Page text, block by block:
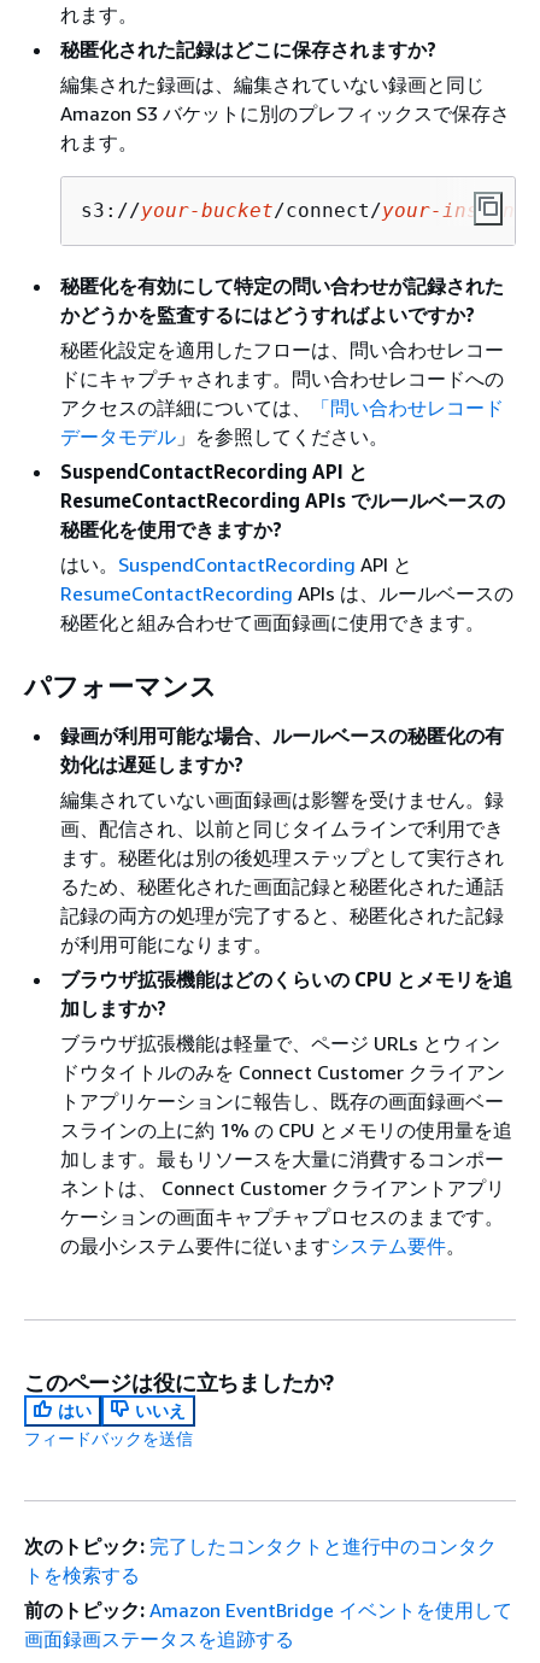
れます。
秘匿化された記録はどこに保存されますか?
編集された録画は、編集されていない録画と同じ
Amazon S3 バケットに別のプレフィックスで保存さ
れます。
s3://your-bucket/connect/your-
秘匿化を有効にして特定の問い合わせが記録された
かどうかを監査するにはどうすればよいですか?
秘匿化設定を適用したフローは、問い合わせレコー
ドにキャプチャされます。問い合わせレコードへの
アクセスの詳細については、
「問い合わせレコード
データモデル 」を参照してください。
SuspendContactRecording API と
ResumeContactRecording APIs でルールベースの
秘匿化を使用できますか?
はい。 SuspendContactRecording API と
ResumeContactRecording APIs は、ルールベースの
秘匿化と組み合わせて画面録画に使用できます。
パフォーマンス
録画が利用可能な場合、ルールベースの秘匿化の有
効化は遅延しますか?
編集されていない画面録画は影響を受けません。録
画、配信され、以前と同じタイムラインで利用でき
ます。秘匿化は別の後処理ステップとして実行され
るため、秘匿化された画面記録と秘匿化された通話
記録の両方の処理が完了すると、秘匿化された記録
が利用可能になります。
ブラウザ拡張機能はどのくらいの CPU とメモリを追
加しますか?
ブラウザ拡張機能は軽量で、ページ URLs とウィン
ドウタイトルのみを Connect Customer クライアン
トアプリケーションに報告し、既存の画面録画ベー
スラインの上に約 1% の CPU とメモリの使用量を追
加します。最もリソースを大量に消費するコンポー
ネントは、 Connect Customer クライアントアプリ
ケーションの画面キャプチャプロセスのままです。
の最小システム要件に従いますシステム要件。
このページは役に立ちましたか?
はい
いいえ
フィードバックを送信
次のトピック: 完了したコンタクトと進行中のコンタク
トを検索する
前のトピック: Amazon EventBridge イベントを使用して
画面録画ステータスを追跡する